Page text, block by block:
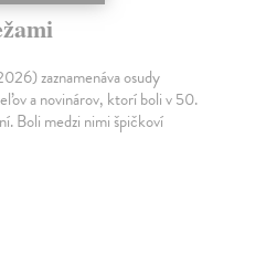
zaznamenáva osudy
a novinárov, ktorí boli v 50.
Boli medzi nimi špičkoví